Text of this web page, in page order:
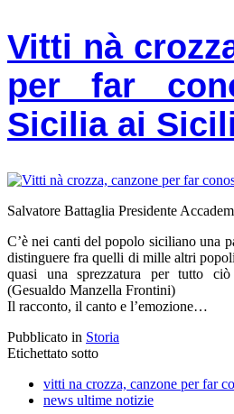
Vitti nà
per far
Sicilia ai
Salvatore Battaglia Presidente
C’è nei canti del popolo siciliano una
distinguere fra quelli di mille altri
quasi una sprezzatura per tutto
(Gesualdo Manzella Frontini)
Il racconto, il canto e l’emozione…
Pubblicato in Storia
Etichettato sotto
vitti na crozza, canzone per far
news ultime notizie